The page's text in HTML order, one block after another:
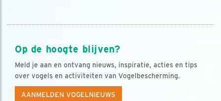
Op de hoogte blijven?
Meld je aan en ontvang nieuws, inspiratie, acties en tips
over vogels en activiteiten van Vogelbescherming.
AANMELDEN VOGELNIEUWS